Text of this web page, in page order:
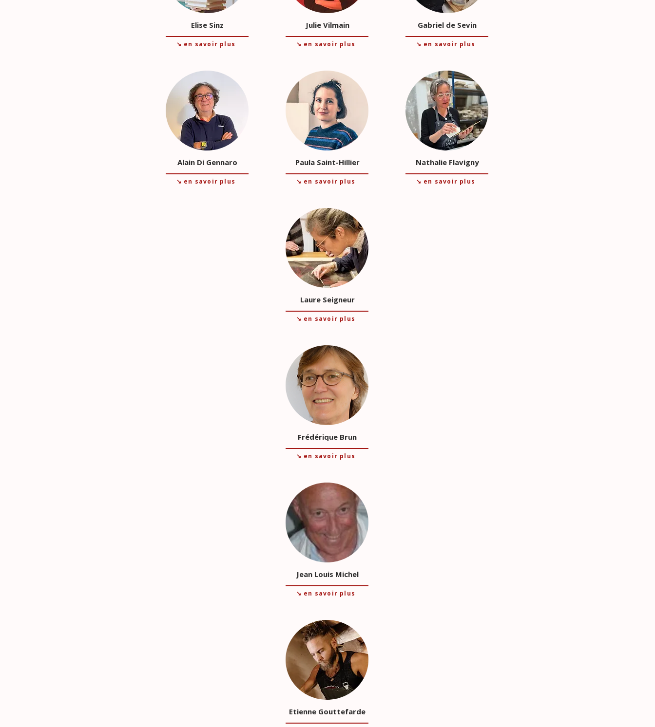
Elise Sinz
↘ en savoir plus
Alain Di Gennaro
↘ en savoir plus
Julie Vilmain
↘ en savoir plus
Paula Saint-Hillier
↘ en savoir plus
Gabriel de Sevin
↘ en savoir plus
Nathalie Flavigny
↘ en savoir plus
Laure Seigneur
↘ en savoir plus
Frédérique Brun
↘ en savoir plus
Jean Louis Michel
↘ en savoir plus
Etienne Gouttefarde